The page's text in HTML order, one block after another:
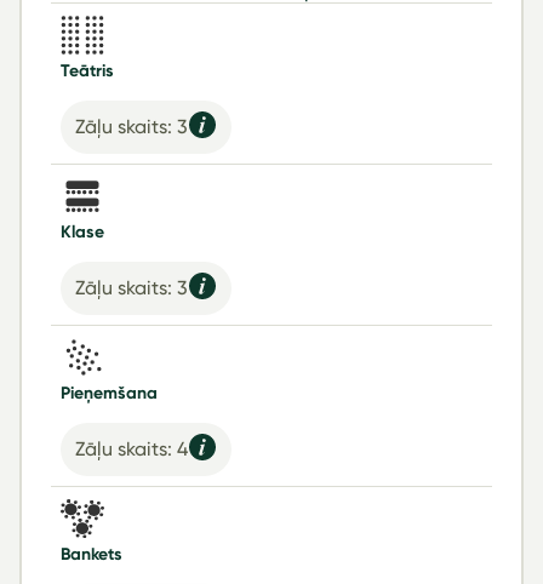
Teātris
Zāļu skaits: 3
Klase
Zāļu skaits: 3
Pieņemšana
Zāļu skaits: 4
Bankets